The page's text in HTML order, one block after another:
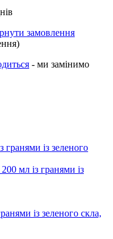
замовлення
- ми замінимо
із зеленого скла,